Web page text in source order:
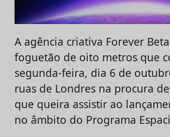
A agência criativa Forever
foguetão de oito metros que
segunda-feira, dia 6 de
ruas de Londres na procura
que queira assistir ao
no âmbito do Programa